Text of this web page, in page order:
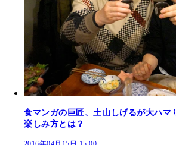
食マンガの巨匠、土山しげるが大ハマ
楽しみ方とは？